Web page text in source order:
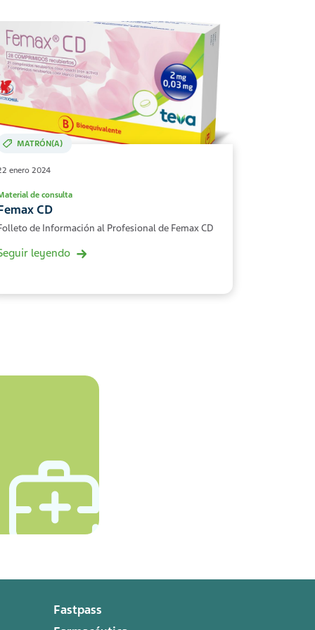
MATRÓN(A)
enero 2024
de consulta
CD
de Información al Profesional de Femax CD
leyendo
Fastpass